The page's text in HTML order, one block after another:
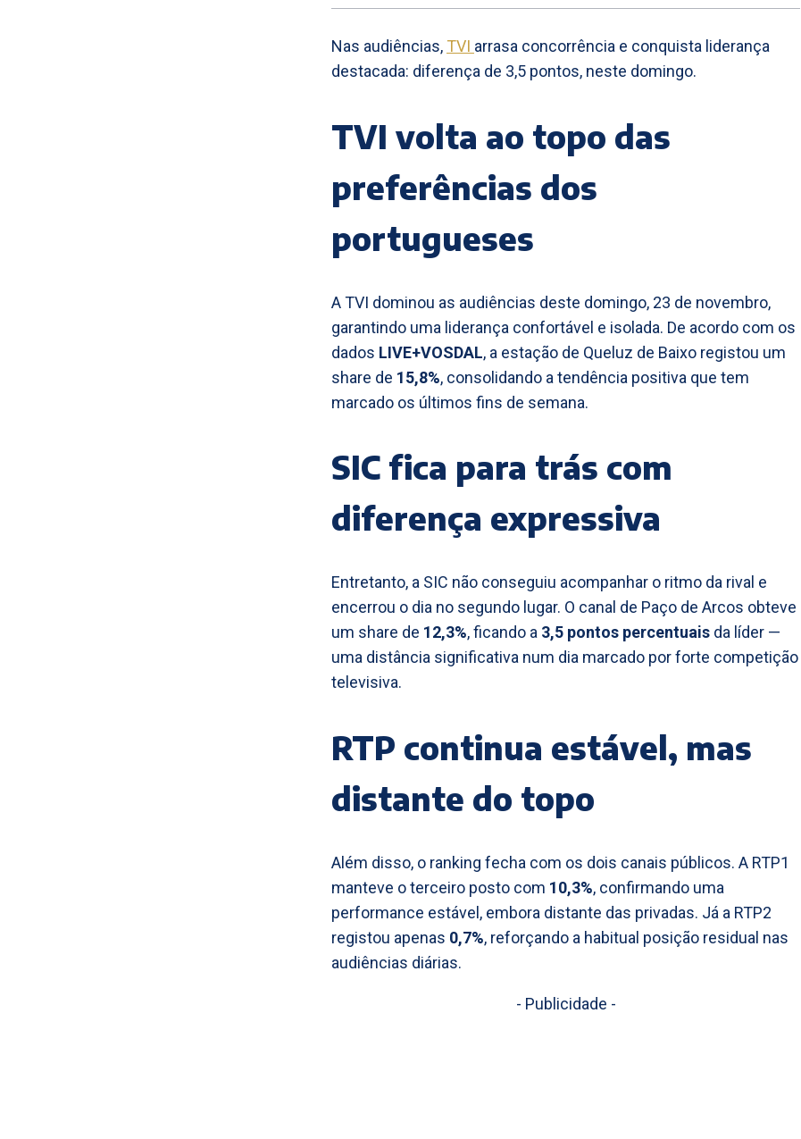
Nas audiências, TVI arrasa concorrência e conquista liderança
destacada: diferença de 3,5 pontos, neste domingo.
TVI volta ao topo das
preferências dos
portugueses
A TVI dominou as audiências deste domingo, 23 de novembro,
garantindo uma liderança confortável e isolada. De acordo com os
dados LIVE+VOSDAL, a estação de Queluz de Baixo registou um
share de 15,8%, consolidando a tendência positiva que tem
marcado os últimos fins de semana.
SIC fica para trás com
diferença expressiva
Entretanto, a SIC não conseguiu acompanhar o ritmo da rival e
encerrou o dia no segundo lugar. O canal de Paço de Arcos obteve
um share de 12,3%, ficando a 3,5 pontos percentuais da líder —
uma distância significativa num dia marcado por forte competição
televisiva.
RTP continua estável, mas
distante do topo
Além disso, o ranking fecha com os dois canais públicos. A RTP1
manteve o terceiro posto com 10,3%, confirmando uma
performance estável, embora distante das privadas. Já a RTP2
registou apenas 0,7%, reforçando a habitual posição residual nas
audiências diárias.
- Publicidade -